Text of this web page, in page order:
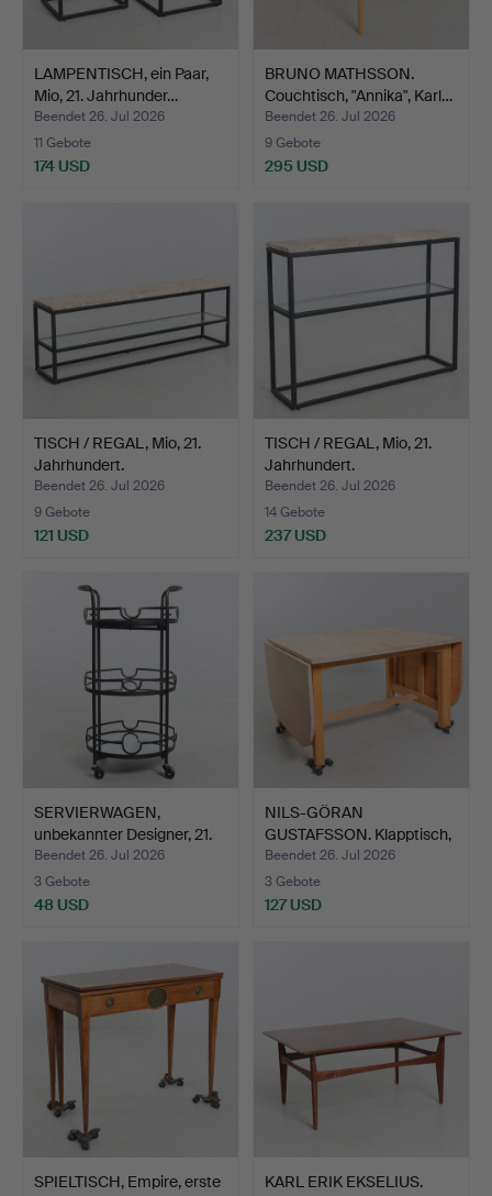
LAMPENTISCH, ein Paar,
Mio, 21. Jahrhunder…
Beendet 26. Jul 2026
11 Gebote
174 USD
BRUNO MATHSSON.
Couchtisch, "Annika", Karl…
Beendet 26. Jul 2026
9 Gebote
295 USD
TISCH / REGAL, Mio, 21.
Jahrhundert.
Beendet 26. Jul 2026
9 Gebote
121 USD
TISCH / REGAL, Mio, 21.
Jahrhundert.
Beendet 26. Jul 2026
14 Gebote
237 USD
SERVIERWAGEN,
unbekannter Designer, 21.
Ja…
Beendet 26. Jul 2026
3 Gebote
48 USD
NILS-GÖRAN
GUSTAFSSON. Klapptisch,
"Björka…
Beendet 26. Jul 2026
3 Gebote
127 USD
SPIELTISCH, Empire, erste
KARL ERIK EKSELIUS.